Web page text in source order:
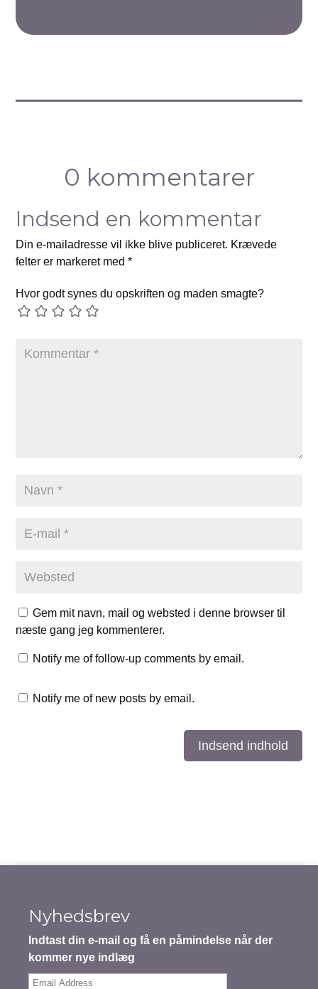
0 kommentarer
Indsend en kommentar
Din e-mailadresse vil ikke blive publiceret. Krævede
felter er markeret med*
Hvor godt synes du opskriften og maden smagte?
Gem mit navn, mail og websted i denne browser til
næste gang jeg kommenterer.
Notify me of follow-up comments by email.
Notify me of new posts by email.
Indsend indhold
Nyhedsbrev
Indtast din e-mail og få en påmindelse når der
kommer nye indlæg
Email